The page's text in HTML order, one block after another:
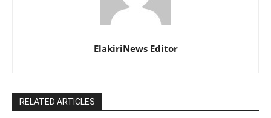
ElakiriNews Editor
RELATED ARTICLES